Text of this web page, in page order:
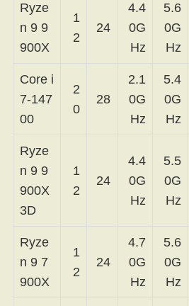
Ryze
n 9 9
900X
1
2
24
4.4
0G
Hz
5.6
0G
Hz
Core i
7-147
00
2
0
28
2.1
0G
Hz
5.4
0G
Hz
Ryze
n 9 9
900X
3D
1
2
24
4.4
0G
Hz
5.5
0G
Hz
Ryze
n 9 7
900X
1
2
24
4.7
0G
Hz
5.6
0G
Hz